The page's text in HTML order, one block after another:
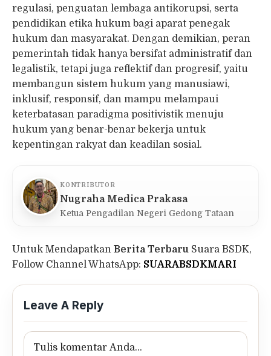
regulasi, penguatan lembaga antikorupsi, serta
pendidikan etika hukum bagi aparat penegak
hukum dan masyarakat. Dengan demikian, peran
pemerintah tidak hanya bersifat administratif dan
legalistik, tetapi juga reflektif dan progresif, yaitu
membangun sistem hukum yang manusiawi,
inklusif, responsif, dan mampu melampaui
keterbatasan paradigma positivistik menuju
hukum yang benar-benar bekerja untuk
kepentingan rakyat dan keadilan sosial.
KONTRIBUTOR
Nugraha Medica Prakasa
Ketua Pengadilan Negeri Gedong Tataan
Untuk Mendapatkan Berita Terbaru Suara BSDK,
Follow Channel WhatsApp: SUARABSDKMARI
Leave A Reply